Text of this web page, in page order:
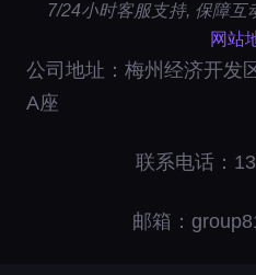
7/24小时客服支持, 保障互
网站
公司地址：梅州经济开发
A座
联系电话：
邮箱：